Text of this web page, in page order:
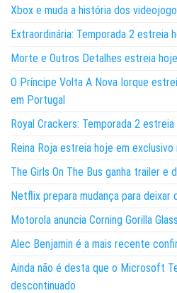
Xbox e muda a história dos
Extraordinária: Temporada 2 estreia
Morte e Outros Detalhes estreia
O Príncipe Volta A Nova Iorque
em Portugal
Royal Crackers: Temporada 2
Reina Roja estreia hoje em exclusivo
The Girls On The Bus ganha trailer e
Netflix prepara mudança para deixar
Motorola anuncia Corning Gorilla
Alec Benjamin é a mais recente
Ainda não é desta que o Microsoft
descontinuado